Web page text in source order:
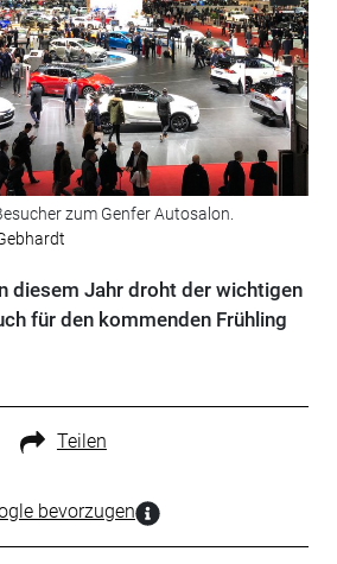
zum Genfer Autosalon.
diesem Jahr droht der wichtigen
für den kommenden Frühling
Teilen
bevorzugen